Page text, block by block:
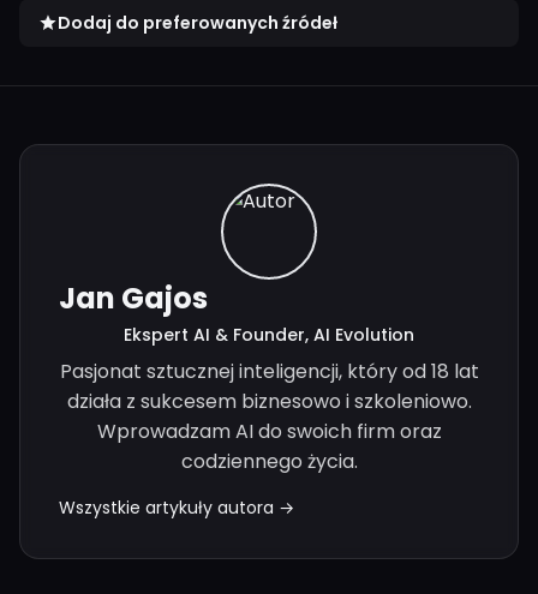
Dodaj do preferowanych źródeł
Jan Gajos
Ekspert AI & Founder, AI Evolution
Pasjonat sztucznej inteligencji, który od 18 lat
działa z sukcesem biznesowo i szkoleniowo.
Wprowadzam AI do swoich firm oraz
codziennego życia.
Wszystkie artykuły autora →